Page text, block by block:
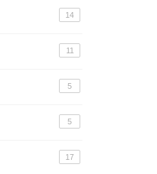
14
11
5
5
17